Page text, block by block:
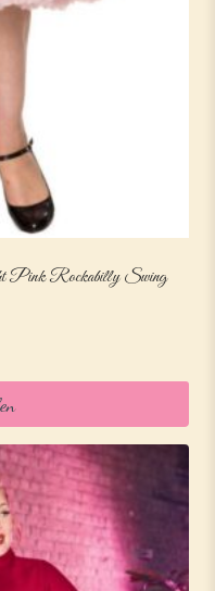
Pink Rockabilly Swing